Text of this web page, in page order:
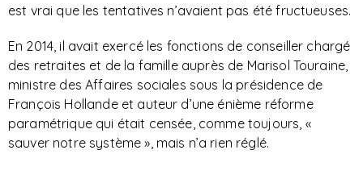
est vrai que les tentatives n’avaient pas été fructueuses.
En 2014, il avait exercé les fonctions de conseiller chargé
des retraites et de la famille auprès de Marisol Touraine,
ministre des Affaires sociales sous la présidence de
François Hollande et auteur d’une énième réforme
paramétrique qui était censée, comme toujours, «
sauver notre système », mais n’a rien réglé.